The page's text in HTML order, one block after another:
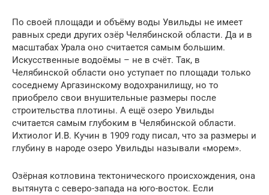
По своей площади и объёму воды Увильды не имеет
равных среди других озёр Челябинской области. Да и в
масштабах Урала оно считается самым большим.
Искусственные водоёмы – не в счёт. Так, в
Челябинской области оно уступает по площади только
соседнему Аргазинскому водохранилищу, но то
приобрело свои внушительные размеры после
строительства плотины. А ещё озеро Увильды
считается самым глубоким в Челябинской области.
Ихтиолог И.В. Кучин в 1909 году писал, что за размеры и
глубину в народе озеро Увильды называли «морем».
Озёрная котловина тектонического происхождения, она
вытянута с северо-запада на юго-восток. Если